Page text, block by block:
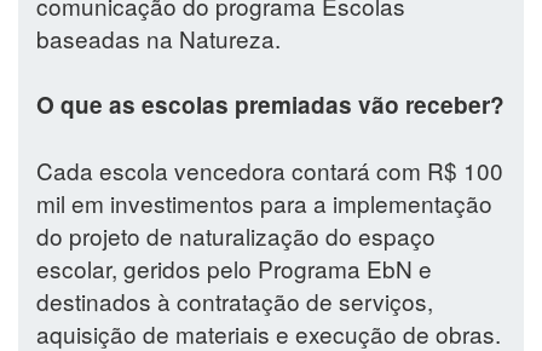
baseadas na Natureza.
O que as escolas premiadas vão receber?
Cada escola vencedora contará com R$ 100
mil em investimentos para a implementação
do projeto de naturalização do espaço
escolar, geridos pelo Programa EbN e
destinados à contratação de serviços,
aquisição de materiais e execução de obras.